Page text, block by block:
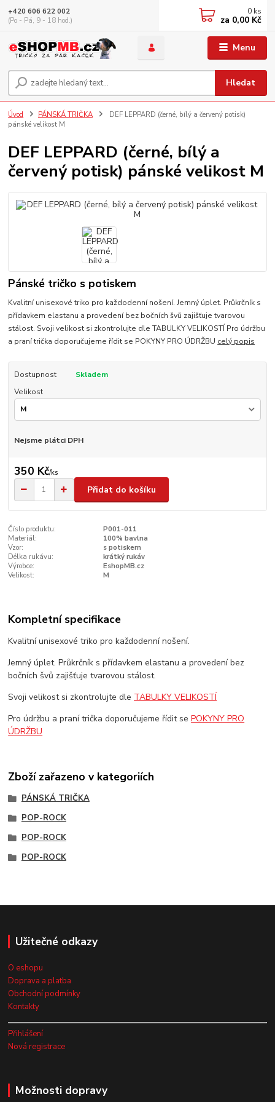
Menu
Hledat
+420 606 622 002
(Po - Pá, 9 - 18 hod.)
0 ks
za 0,00 Kč
Úvod PÁNSKÁ TRIČKA
DEF LEPPARD (černé, bílý a červený potisk)
pánské velikost M
DEF LEPPARD (černé, bílý a
červený potisk) pánské velikost M
Pánské tričko s potiskem
Kvalitní unisexové triko pro každodenní nošení. Jemný úplet. Průkrčník s
přídavkem elastanu a provedení bez bočních švů zajišťuje tvarovou
stálost. Svoji velikost si zkontrolujte dle TABULKY VELIKOSTÍ Pro údržbu
a praní trička doporučujeme řídit se POKYNY PRO ÚDRŽBU celý popis
Dostupnost
Skladem
Velikost
Nejsme plátci DPH
350 Kč/ks
Přidat do košíku
Číslo produktu:
P001-011
Materiál:
100% bavlna
Vzor:
s potiskem
Délka rukávu:
krátký rukáv
Výrobce:
EshopMB.cz
Velikost:
M
Kompletní specifikace
Kvalitní unisexové triko pro každodenní nošení.
Jemný úplet. Průkrčník s přídavkem elastanu a provedení bez
bočních švů zajišťuje tvarovou stálost.
Svoji velikost si zkontrolujte dle TABULKY VELIKOSTÍ
Pro údržbu a praní trička doporučujeme řídit sePOKYNY PRO
ÚDRŽBU
Zboží zařazeno v kategoriích
PÁNSKÁ TRIČKA
POP-ROCK
POP-ROCK
POP-ROCK
Užitečné odkazy
O eshopu
Doprava a platba
Obchodní podmínky
Kontakty
Přihlášení
Nová registrace
Možnosti dopravy